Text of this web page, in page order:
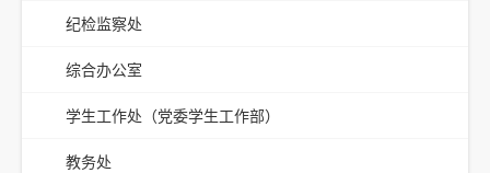
纪检监察处
综合办公室
学生工作处（党委学生工作部）
教务处